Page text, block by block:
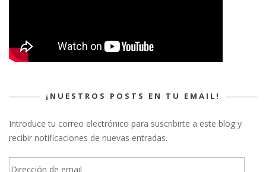
¡NUESTROS POSTS EN TU EMAIL!
Introduce tu correo electrónico para suscribirte a este blog y
recibir notificaciones de nuevas entradas.
Dirección